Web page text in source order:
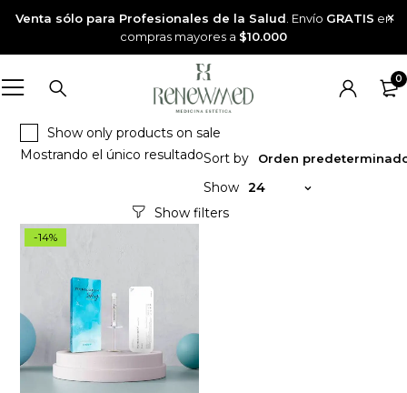
Venta sólo para Profesionales de la Salud . Envío GRATIS en
compras mayores a $10.000
0
Show only products on sale
Mostrando el único resultadoSort by Orden
Show 24
-14%